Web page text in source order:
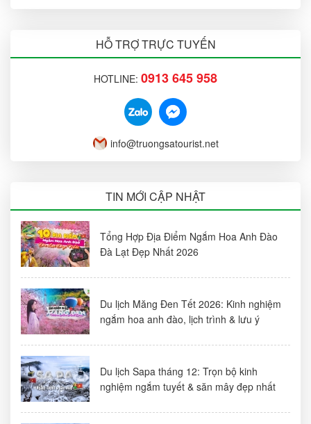
HỖ TRỢ TRỰC TUYẾN
HOTLINE: 0913 645 958
info@truongsatourist.net
TIN MỚI CẬP NHẬT
Tổng Hợp Địa Điểm Ngắm Hoa Anh Đào
Đà Lạt Đẹp Nhất 2026
Du lịch Măng Đen Tết 2026: Kinh nghiệm
ngắm hoa anh đào, lịch trình & lưu ý
Du lịch Sapa tháng 12: Trọn bộ kinh
nghiệm ngắm tuyết & săn mây đẹp nhất